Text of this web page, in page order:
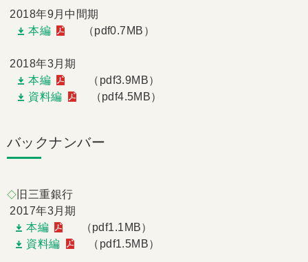
2018年9月中間期
本編
（pdf0.7MB）
2018年3月期
本編
（pdf3.9MB）
資料編
（pdf4.5MB）
バックナンバー
◇ 旧三重銀行
2017年3月期
本編
（pdf1.1MB）
資料編
（pdf1.5MB）